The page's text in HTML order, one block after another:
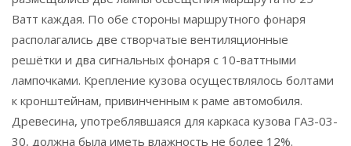
Ватт каждая. По обе стороны маршрутного фонаря
располагались две створчатые вентиляционные
решётки и два сигнальных фонаря с 10-ваттными
лампочками. Крепление кузова осуществлялось болтами
к кронштейнам, привинченным к раме автомобиля.
Древесина, употреблявшаяся для каркаса кузова ГАЗ-03-
30, должна была иметь влажность не более 12%.